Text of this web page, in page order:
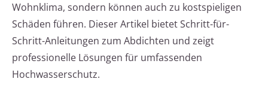
Wohnklima, sondern können auch zu kostspieligen
Schäden führen. Dieser Artikel bietet Schritt-für-
Schritt-Anleitungen zum Abdichten und zeigt
professionelle Lösungen für umfassenden
Hochwasserschutz.